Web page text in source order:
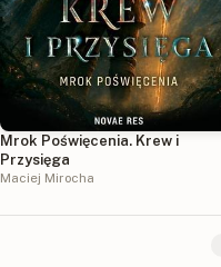
Mrok Poświęcenia. Krew i
Przysięga
Maciej Mirocha